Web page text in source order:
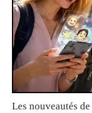
Les nouveautés